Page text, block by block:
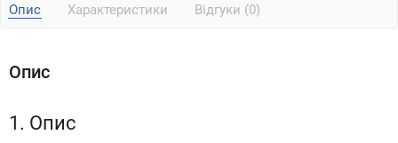
Опис Характеристики Відгуки (0)
Опис
1. Опис